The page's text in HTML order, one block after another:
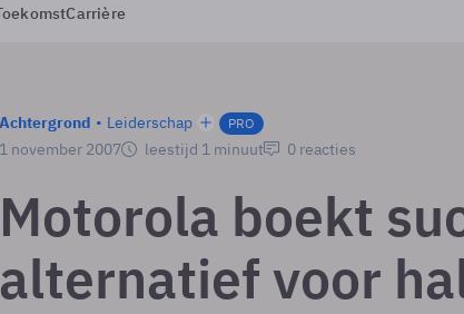
Carrière
Achtergrond Leiderschap PRO
1 november 2007 leestijd 1 minuut 0 reacties
Motorola boekt
alternatief voor